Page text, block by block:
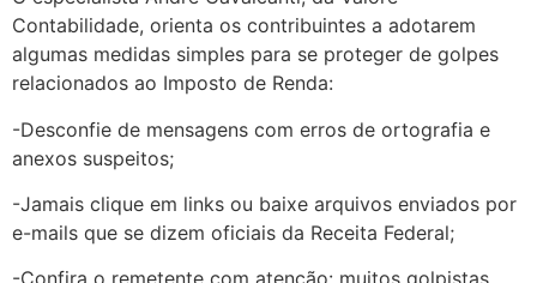
Contabilidade, orienta os contribuintes a adotarem
algumas medidas simples para se proteger de golpes
relacionados ao Imposto de Renda:
-Desconfie de mensagens com erros de ortografia e
anexos suspeitos;
-Jamais clique em links ou baixe arquivos enviados por
e-mails que se dizem oficiais da Receita Federal;